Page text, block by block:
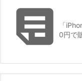
 「
0円で